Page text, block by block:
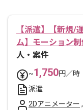
【派遣】【新規/
ム】モーション
人・案件
~1,750円／時
派遣
2Dアニメーター ,